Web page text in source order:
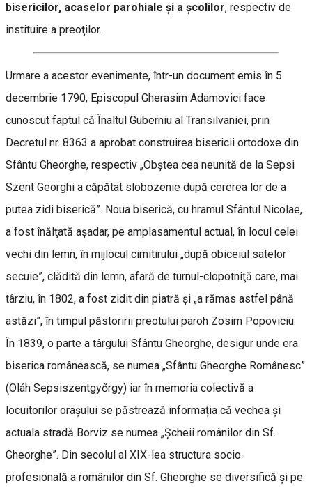
bisericilor, acaselor parohiale şi a şcolilor, respectiv de
instituire a preoţilor.
Urmare a acestor evenimente, într-un document emis în 5
decembrie 1790, Episcopul Gherasim Adamovici face
cunoscut faptul că Înaltul Guberniu al Transilvaniei, prin
Decretul nr. 8363 a aprobat construirea bisericii ortodoxe din
Sfântu Gheorghe, respectiv „Obştea cea neunită de la Sepsi
Szent Georghi a căpătat slobozenie după cererea lor de a
putea zidi biserică”. Noua biserică, cu hramul Sfântul Nicolae,
a fost înălţată așadar, pe amplasamentul actual, în locul celei
vechi din lemn, în mijlocul cimitirului „după obiceiul satelor
secuie”, clădită din lemn, afară de turnul-clopotniţă care, mai
târziu, în 1802, a fost zidit din piatră şi „a rămas astfel până
astăzi”, în timpul păstoririi preotului paroh Zosim Popoviciu.
În 1839, o parte a târgului Sfântu Gheorghe, desigur unde era
biserica românească, se numea „Sfântu Gheorghe Românesc”
(Oláh Sepsiszentgyőrgy) iar în memoria colectivă a
locuitorilor oraşului se păstrează informația că vechea și
actuala stradă Borviz se numea „Şcheii românilor din Sf.
Gheorghe”. Din secolul al XIX-lea structura socio-
profesională a românilor din Sf. Gheorghe se diversifică și pe